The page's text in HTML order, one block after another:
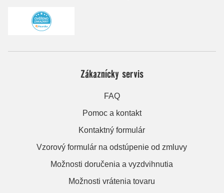
Zákaznícky servis
FAQ
Pomoc a kontakt
Kontaktný formulár
Vzorový formulár na odstúpenie od zmluvy
Možnosti doručenia a vyzdvihnutia
Možnosti vrátenia tovaru